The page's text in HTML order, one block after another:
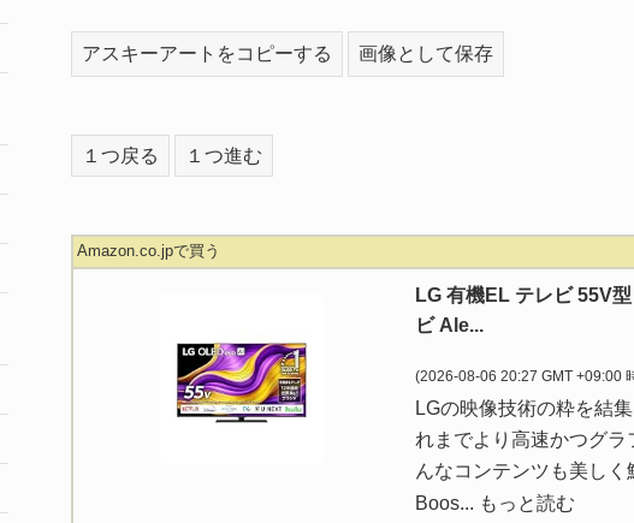
アスキーアートをコピーする 画像として保存
１つ戻る １つ進む
Amazon.co.jpで買う
LG 有機EL テレビ 55V
ビ Ale...
(2026-08-06 20:27 GMT +09:00
LGの映像技術の粋を結
れまでより高速かつグ
んなコンテンツも美し
Boos... もっと読む